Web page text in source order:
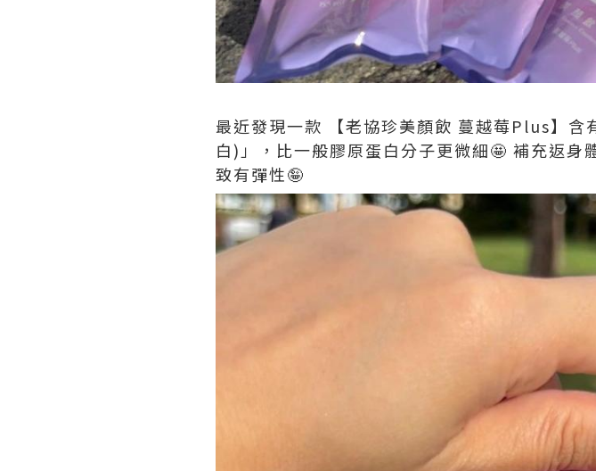
最近發現一款 【老協珍美顏飲 蔓越莓Plus】含
白)」，比一般膠原蛋白分子更微細🤩 補充返
致有彈性🤪